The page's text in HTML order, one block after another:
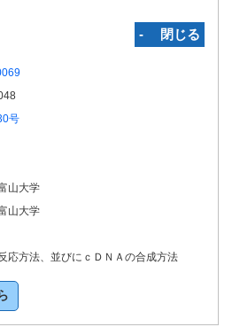
‐ 閉じる
号
山大学
山大学
応方法、並びにｃＤＮＡの合成方法